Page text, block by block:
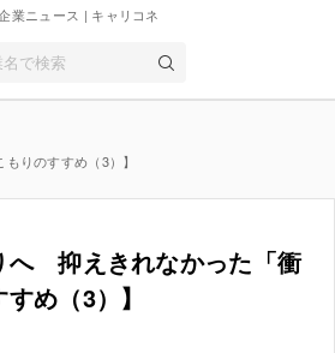
業ニュース | キャリコネ
りのすすめ（3）】
へ 抑えきれなかった「衝
め（3）】